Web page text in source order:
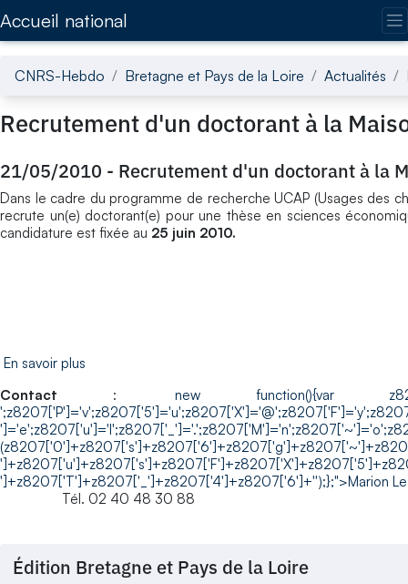
Accueil national
CNRS-Hebdo Bretagne et Pays de la Loire Actualités
Recrutement d'un doctorant à la
21/05/2010 - Recrutement d'un doctorant à la
Dans le cadre du programme de recherche UCAP (Usages des
recrute un(e) doctorant(e) pour une thèse en sciences
candidature est fixée au 25 juin 2010.
En savoir plus
Contact :
new function(){var
']+z8207['T']+z8207['_']+z8207['4']+z8207['6']+'');};">Marion Le
Tél. 02 40 48 30 88
Édition Bretagne et Pays de la Loire